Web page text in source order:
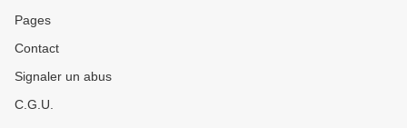
Pages
Contact
Signaler un abus
C.G.U.